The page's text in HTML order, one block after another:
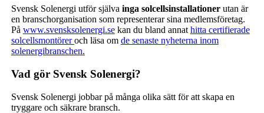
Svensk Solenergi utför själva inga solcellsinstallationer utan är
en branschorganisation som representerar sina medlemsföretag.
På www.svensksolenergi.sekan du bland annat hitta certifierade
solcellsmontöreroch läsa om de senaste nyheterna inom
solenergibranschen.
Vad gör Svensk Solenergi?
Svensk Solenergi jobbar på många olika sätt för att skapa en
tryggare och säkrare bransch.